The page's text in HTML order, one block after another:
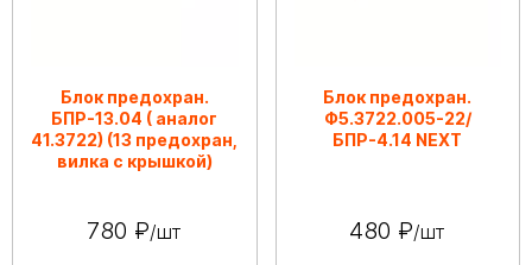
Блок предохран.
БПР-13.04 ( аналог
41.3722) (13 предохран,
вилка с крышкой)
780 ₽/шт
Блок предохран.
Ф5.3722.005-22/
БПР-4.14 NEXT
480 ₽/шт